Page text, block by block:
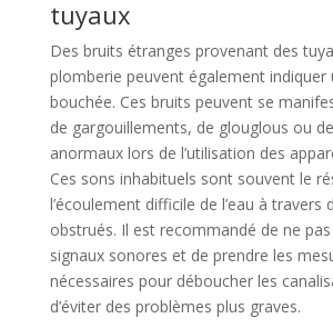
tuyaux
Des bruits étranges provenant des
plomberie peuvent également indiquer
bouchée. Ces bruits peuvent se
de gargouillements, de glouglous ou
anormaux lors de l’utilisation des
Ces sons inhabituels sont souvent le
l’écoulement difficile de l’eau à travers
obstrués. Il est recommandé de ne
signaux sonores et de prendre les
nécessaires pour déboucher les
d’éviter des problèmes plus graves.